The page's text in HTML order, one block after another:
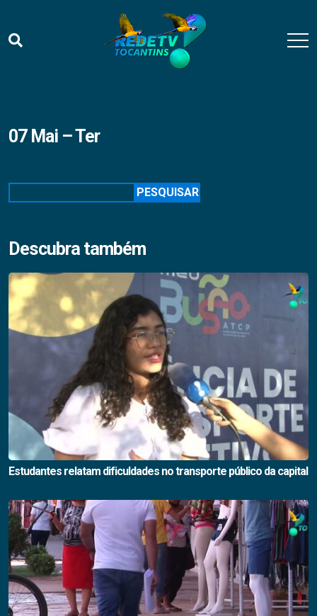
07 Mai – Ter
PESQUISAR
Descubra também
Estudantes relatam dificuldades no transporte público da capital